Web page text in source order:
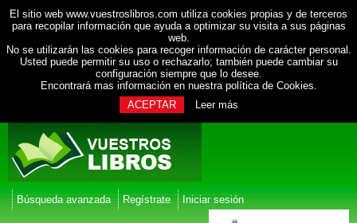
El sitio web www.vuestroslibros.com utiliza cookies propias y de terceros
para recopilar información que ayuda a optimizar su visita a sus páginas
web.
No se utilizarán las cookies para recoger información de carácter personal.
Usted puede permitir su uso o rechazarlo; también puede cambiar su
configuración siempre que lo desee.
Encontrará mas información en nuestra política de Cookies.
ACEPTAR
Leer más
Búsqueda avanzada Regístrate Iniciar sesión